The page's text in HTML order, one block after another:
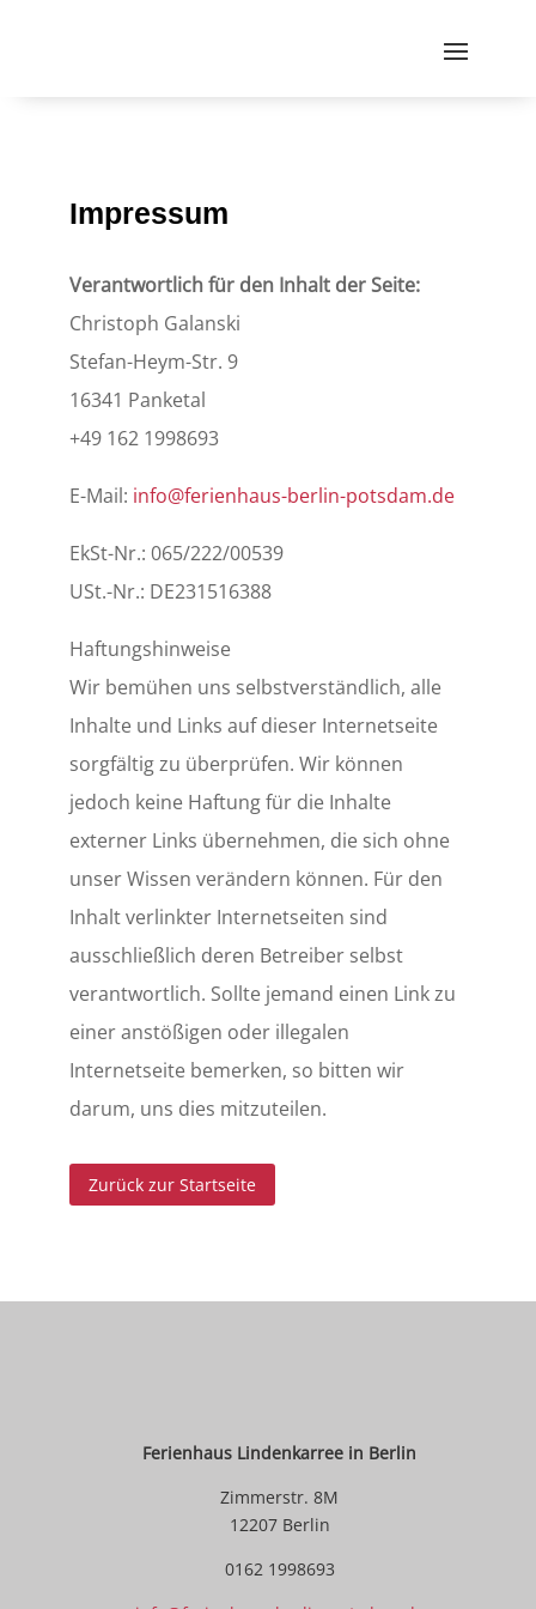
Impressum
Verantwortlich für den Inhalt der Seite:
Christoph Galanski
Stefan-Heym-Str. 9
16341 Panketal
+49 162 1998693
E-Mail: info@ferienhaus-berlin-potsdam.de
EkSt-Nr.:065/222/00539
USt.-Nr.: DE231516388
Haftungshinweise
Wir bemühen uns selbstverständlich, alle
Inhalte und Links auf dieser Internetseite
sorgfältig zu überprüfen. Wir können
jedoch keine Haftung für die Inhalte
externer Links übernehmen, die sich ohne
unser Wissen verändern können. Für den
Inhalt verlinkter Internetseiten sind
ausschließlich deren Betreiber selbst
verantwortlich. Sollte jemand einen Link zu
einer anstößigen oder illegalen
Internetseite bemerken, so bitten wir
darum, uns dies mitzuteilen.
Zurück zur Startseite
Ferienhaus Lindenkarree in Berlin
Zimmerstr. 8M
12207 Berlin
0162 1998693